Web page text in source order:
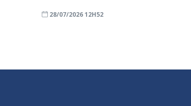
28/07/2026 12H52